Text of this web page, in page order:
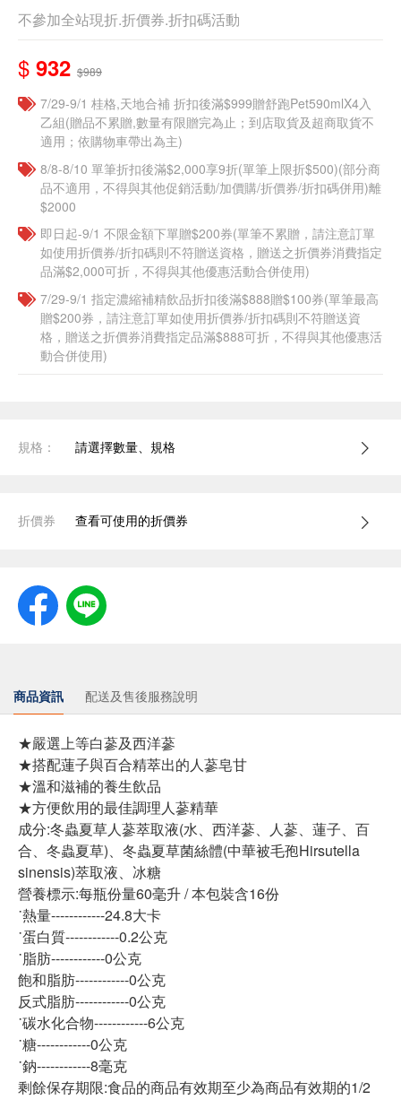
不參加全站現折.折價券.折扣碼活動
$ 932 $989
7/29-9/1 桂格,天地合補 折扣後滿$999贈舒跑Pet590mlX4入
乙組(贈品不累贈,數量有限贈完為止；到店取貨及超商取貨不
適用；依購物車帶出為主)​
8/8-8/10 單筆折扣後滿$2,000享9折(單筆上限折$500)(部分商
品不適用，不得與其他促銷活動/加價購/折價券/折扣碼併用)離
$2000
即日起-9/1 不限金額下單贈$200券(單筆不累贈，請注意訂單
如使用折價券/折扣碼則不符贈送資格，贈送之折價券消費指定
品滿$2,000可折，不得與其他優惠活動合併使用)
7/29-9/1 指定濃縮補精飲品​折扣後滿$888贈$100券(單筆最高
贈$200券，請注意訂單如使用折價券/折扣碼則不符贈送資
格，贈送之折價券消費指定品滿$888可折，不得與其他優惠活
動合併使用)
規格： 請選擇數量、規格
折價券 查看可使用的折價券
商品資訊 配送及售後服務說明
★嚴選上等白蔘及西洋蔘
★搭配蓮子與百合精萃出的人蔘皂甘
★溫和滋補的養生飲品
★方便飲用的最佳調理人蔘精華
成分:冬蟲夏草人蔘萃取液(水、西洋蔘、人蔘、蓮子、百
合、冬蟲夏草)、冬蟲夏草菌絲體(中華被毛孢Hirsutella
sinensis)萃取液、冰糖
營養標示:每瓶份量60毫升 / 本包裝含16份
˙熱量------------24.8大卡
˙蛋白質------------0.2公克
˙脂肪------------0公克
飽和脂肪------------0公克
反式脂肪------------0公克
˙碳水化合物------------6公克
˙糖------------0公克
˙鈉------------8毫克
剩餘保存期限:食品的商品有效期至少為商品有效期的1/2